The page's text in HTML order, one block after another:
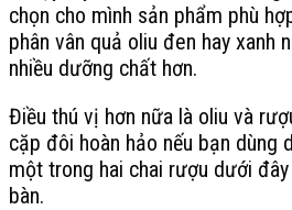
chọn cho mình sản phẩm phù
phân vân quả oliu đen hay xanh
nhiều dưỡng chất hơn.
Điều thú vị hơn nữa là oliu và
cặp đôi hoàn hảo nếu bạn dùng
một trong hai chai rượu dưới
bàn.